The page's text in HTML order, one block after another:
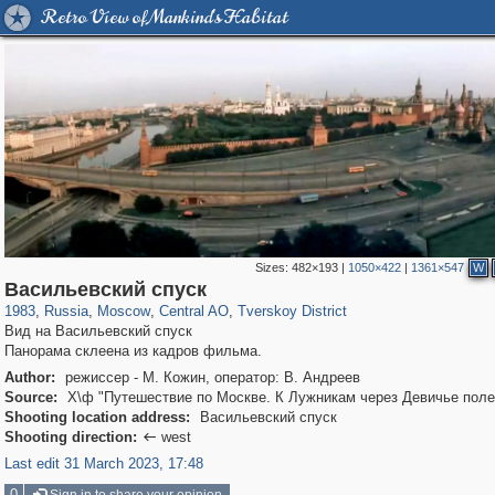
Retro View of Mankind's Habitat
Sizes:482×193 | 1050×422 | 1361×547 W
Васильевский спуск
1983, Russia
1,407,206 29,248
, Moscow
319,878 8,286
, Central AO
160,019 5,916
, Tverskoy District
53,055
Вид на Васильевский спуск
Панорама склеена из кадров фильма.
Author:
режиссер - М. Кожин, оператор: В. Андреев
Source:
Х\ф "Путешествие по Москве. К Лужникам через Девичье
Shooting location address:
Васильевский спуск
Shooting direction:  west
Last edit 31 March 2023, 17:48